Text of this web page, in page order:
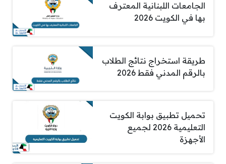
الجامعات اللبنانية المعترف
بها في الكويت 2026
طريقة استخراج نتائج الطلاب
بالرقم المدني فقط 2026
تحميل تطبيق بوابة الكويت
التعليمية 2026 لجميع
الأجهزة